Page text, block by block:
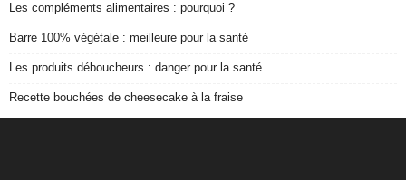
Les compléments alimentaires : pourquoi ?
Barre 100% végétale : meilleure pour la santé
Les produits déboucheurs : danger pour la santé
Recette bouchées de cheesecake à la fraise